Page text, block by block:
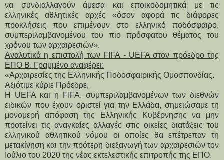
να συνδιαλλαγούν άμεσα και εποικοδομητικά με τις
ελληνικές αθλητικές αρχές «όσον αφορά τις διάφορες
προκλήσεις που επιμένουν στο ελληνικό ποδόσφαιρο,
συμπεριλαμβανομένου του πιο πρόσφατου θέματος του
χρόνου των αρχαιρεσιών».
Αναλυτικά η επιστολή των FIFA - UEFA στον πρόεδρο της
ΕΠΟ Β. Γραμμένο αναφέρει:
«Αρχαιρεσίες της Ελληνικής Ποδοσφαιρικής Ομοσπονδίας.
Αξιότιμε κύριε Πρόεδρε,
Η UEFA και η FIFA, συμπεριλαμβανομένων των διεθνών
ειδικών που έχουν οριστεί για την Ελλάδα, σημειώσαμε τη
μονομερή απόφαση της Ελληνικής Κυβέρνησης να μην
προτείνει τις αναγκαίες αλλαγές στις οικείες διατάξεις του
ελληνικού αθλητικού νόμου οι οποίες θα επέτρεπαν τη
μετακίνηση και την πρότερη διεξαγωγή των αρχαιρεσιών τον
Ιούλιο του 2020 της νέας εκτελεστικής επιτροπής της ΕΠΟ.